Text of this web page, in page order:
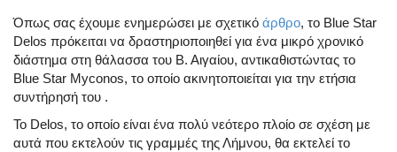
Όπως σας έχουμε ενημερώσει με σχετικό άρθρο, το Blue Star
Delos πρόκειται να δραστηριοποιηθεί για ένα μικρό χρονικό
διάστημα στη θάλασσα του Β. Αιγαίου, αντικαθιστώντας το
Blue Star Myconos, το οποίο ακινητοποιείται για την ετήσια
συντήρησή του .
Το Delos, το οποίο είναι ένα πολύ νεότερο πλοίο σε σχέση με
αυτά που εκτελούν τις γραμμές της Λήμνου, θα εκτελεί το